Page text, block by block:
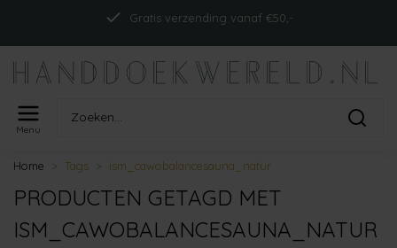
Gratis verzending vanaf €50,-
Menu
Home Tags ism_cawobalancesauna_natur
PRODUCTEN GETAGD MET
ISM_CAWOBALANCESAUNA_NATUR